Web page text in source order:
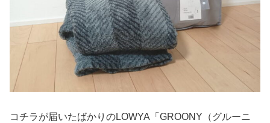
コチラが届いたばかりのLOWYA「GROONY（グルーニ